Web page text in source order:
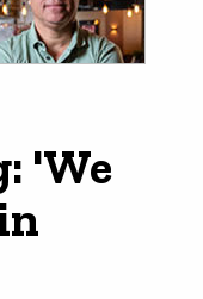
'We